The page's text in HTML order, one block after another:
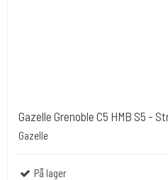
Gazelle Grenoble C5 HMB S5 -
Gazelle
På lager